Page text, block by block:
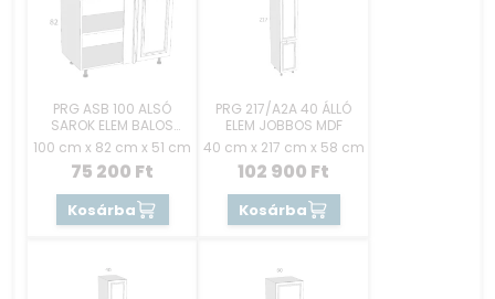
PRG ASB 100 ALSÓ
SAROK ELEM BALOS
MDF
100 cm x 82 cm x 51 cm
75 200 Ft
Kosárba
PRG 217/A2A 40 ÁLLÓ
ELEM JOBBOS MDF
40 cm x 217 cm x 58 cm
102 900 Ft
Kosárba